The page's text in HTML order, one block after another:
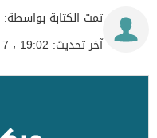
تمت الكتابة بواسطة:
آخر تحديث: 19:02 ، 7 نوفمبر 2021